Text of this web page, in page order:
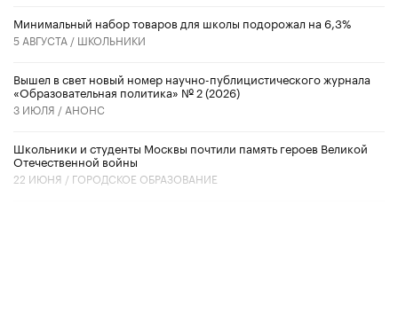
Минимальный набор товаров для школы подорожал на 6,3%
5 АВГУСТА / ШКОЛЬНИКИ
Вышел в свет новый номер научно-публицистического журнала
«Образовательная политика» № 2 (2026)
3 ИЮЛЯ / АНОНС
Школьники и студенты Москвы почтили память героев Великой
Отечественной войны
22 ИЮНЯ / ГОРОДСКОЕ ОБРАЗОВАНИЕ